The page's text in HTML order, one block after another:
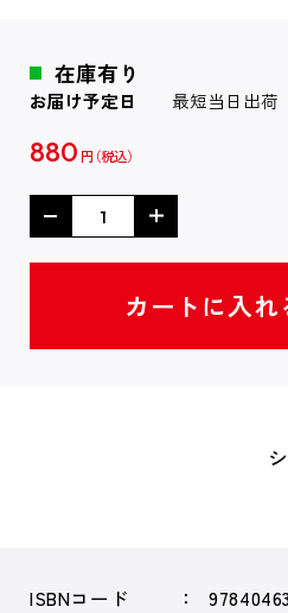
在庫有り
お届け予定日 最短当日出荷
880 円
ISBNコード